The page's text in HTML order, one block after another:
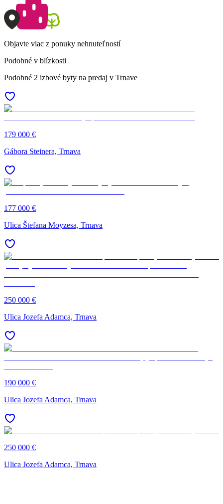
Objavte viac z ponuky nehnuteľností
Podobné v blízkosti
Podobné 2 izbové byty na predaj v Trnave
179 000 €
Gábora Steinera, Trnava
177 000 €
Ulica Štefana Moyzesa, Trnava
250 000 €
Ulica Jozefa Adamca, Trnava
190 000 €
Ulica Jozefa Adamca, Trnava
250 000 €
Ulica Jozefa Adamca, Trnava